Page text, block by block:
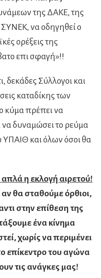
της ΔΑΚΕ, της
να οδηγηθεί ο
ορέξεις της
επι σφαγή»!!
δεκάδες Σύλλογοι και
καταδίκης των
κύμα πρέπει να
να δυναμώσει το ρεύμα
ΥΠΑΙΘ και όλων όσοι θα
η εκλογή αιρετού!
θα σταθούμε όρθιοι,
στην επίθεση της
ένα κίνημα
χωρίς να περιμένει
επίκεντρο του αγώνα
τις ανάγκες μας!